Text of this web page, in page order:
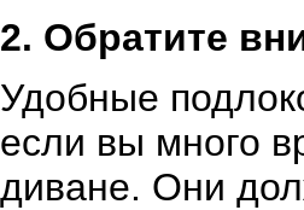
2. Обратите
Удобные
если вы много
диване. Они